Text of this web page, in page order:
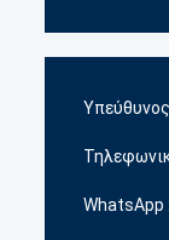
WhatsApp :